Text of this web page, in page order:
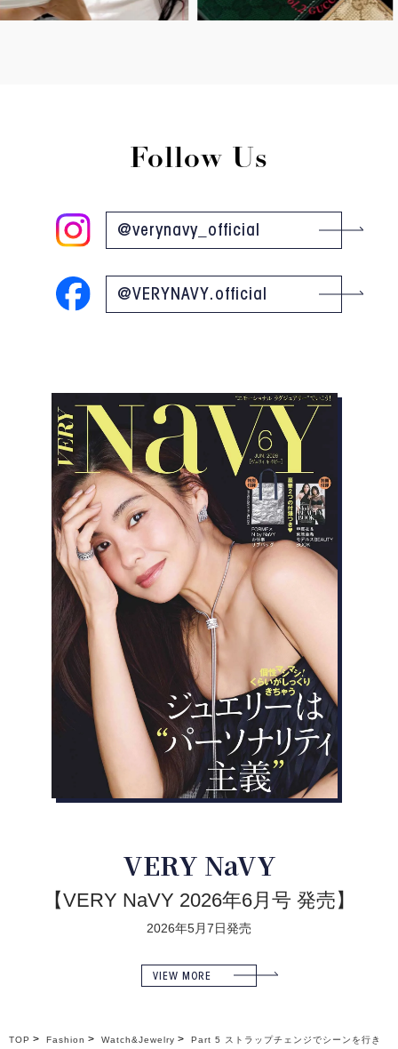
Follow Us
@verynavy_official
@VERYNAVY.official
VERY NaVY
【VERY NaVY 2026年6月号 発売】
2026年5月7日発売
VIEW MORE
TOP Fashion Watch&Jewelry
Part 5 ストラップチェンジでシーンを行き